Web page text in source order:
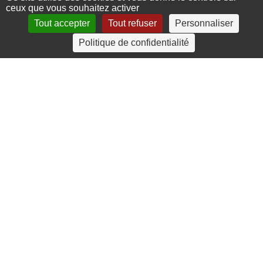
4 rue Crec’h-Ugen
22810 Belle Isle en Terre
ceux que vous souhaitez activer
Tout accepter
Tout refuser
Personnaliser
Politique de confidentialité